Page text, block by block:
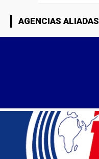
AGENCIAS ALIADAS